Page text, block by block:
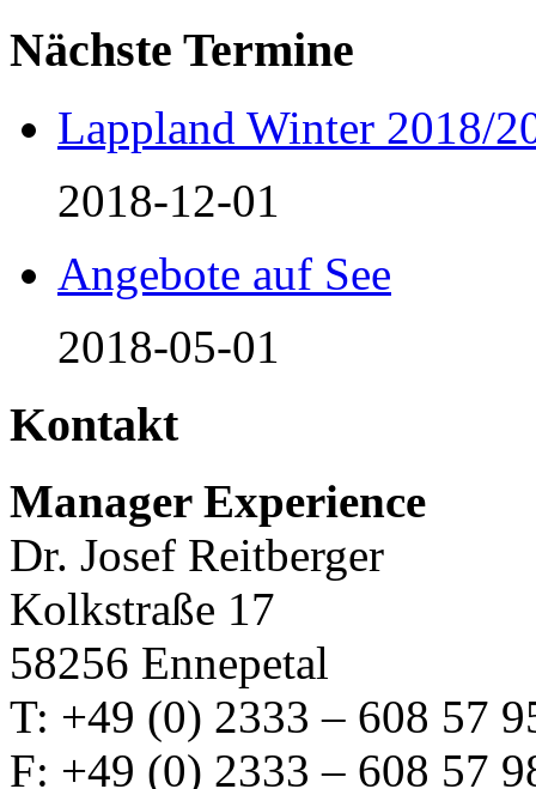
Nächste Termine
Lappland Winter 2018/
2018-12-01
Angebote auf See
2018-05-01
Kontakt
Manager Experience
Dr. Josef Reitberger
Kolkstraße 17
58256 Ennepetal
T: +49 (0) 2333 – 608 57
F: +49 (0) 2333 – 608 57